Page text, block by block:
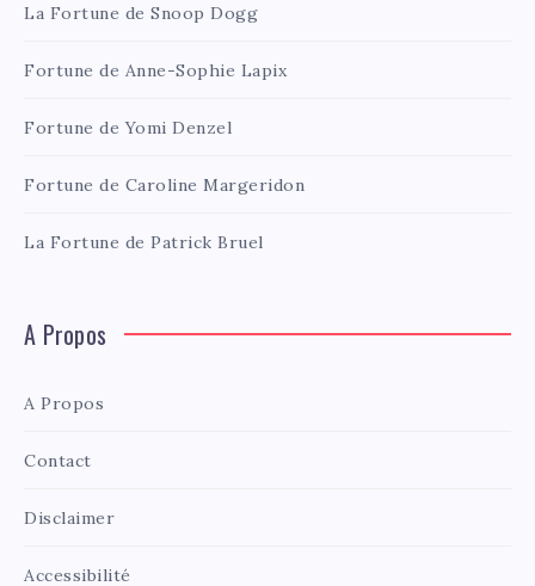
La Fortune de Snoop Dogg
Fortune de Anne-Sophie Lapix
Fortune de Yomi Denzel
Fortune de Caroline Margeridon
La Fortune de Patrick Bruel
A Propos
A Propos
Contact
Disclaimer
Accessibilité